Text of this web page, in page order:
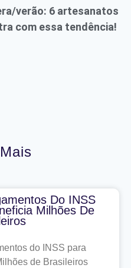
verão: 6 artesanatos
com essa tendência!
Do INSS
Milhões De
do INSS para
de Brasileiros